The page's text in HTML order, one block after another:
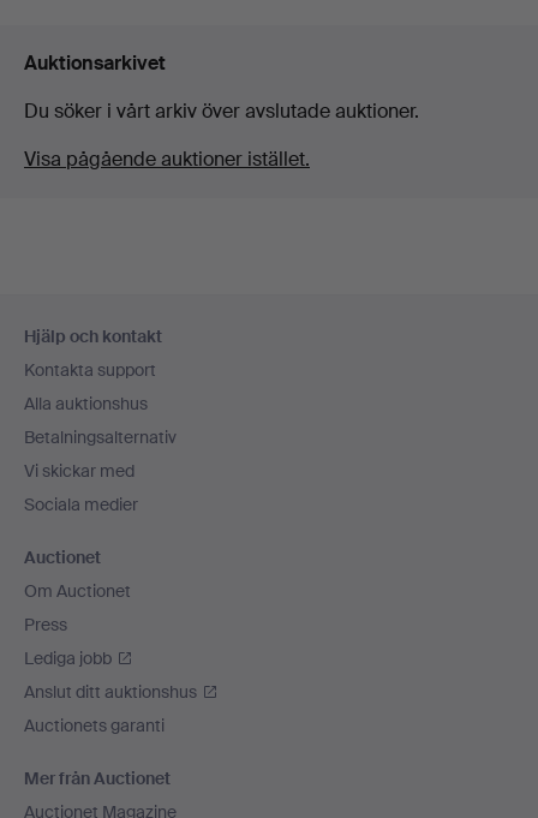
Auktionsarkivet
Du söker i vårt arkiv över avslutade auktioner.
Visa pågående auktioner istället.
Hjälp och kontakt
Kontakta support
Alla auktionshus
Betalningsalternativ
Vi skickar med
Sociala medier
Auctionet
Om Auctionet
Press
Lediga jobb
Anslut ditt auktionshus
Auctionets garanti
Mer från Auctionet
Auctionet Magazine